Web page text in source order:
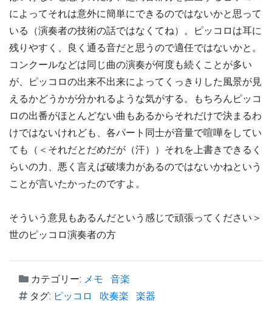
によってそれは意外に簡単にできるのではないかと思って
いる（演奏者の技術の話ではなくてね）。ピッコロは耳に
残りやすく、良く通る音だと思うので適任ではないかと。
コンクールなどは同じ曲の演奏が何度も続くことが多い
が、ピッコロの出来不出来によってくっきりした風景が見
えるかどうかが分かれるような気がする。もちろんピッコ
ロの出番がほとんどない曲もあるからそれだけで決まるわ
けではないけれども、各パート同士が音量で喧嘩をしてい
ても（＜それだとだめだが（汗））それを上書きできるく
らいの力、悪く言えば破壊力があるのではないかねという
ことが言いたかったのですよ。
そういう意見もあるんだという感じで頑張ってください＞
世のピッコロ演奏者の方
カテゴリー: メモ
音楽
タグ: ピッコロ 吹奏楽 楽器